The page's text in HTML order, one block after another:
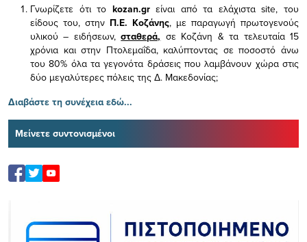
Γνωρίζετε ότι το kozan.gr είναι από τα ελάχισταsite, του
είδους του, στην Π.Ε. Κοζάνης, με παραγωγή πρωτογενούς
υλικού – ειδήσεων,σταθερά, σε Κοζάνη & τα τελευταία 15
χρόνια και στην Πτολεμαΐδα, καλύπτοντας σε ποσοστό άνω
του 80% όλα τα γεγονότα δράσεις που λαμβάνουν χώρα στις
δύο μεγαλύτερες πόλεις της Δ. Μακεδονίας;
Διαβάστε τη συνέχεια εδώ...
Μείνετε συντονισμένοι